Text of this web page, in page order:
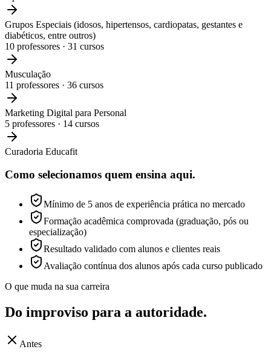
Grupos Especiais (idosos, hipertensos, cardiopatas, gestantes e
diabéticos, entre outros)
10 professores · 31 cursos
Musculação
11 professores · 36 cursos
Marketing Digital para Personal
5 professores · 14 cursos
Curadoria Educafit
Como selecionamos quem ensina aqui.
Mínimo de 5 anos de experiência prática no mercado
Formação acadêmica comprovada (graduação, pós ou
especialização)
Resultado validado com alunos e clientes reais
Avaliação contínua dos alunos após cada curso publicado
O que muda na sua carreira
Do improviso para a autoridade.
Antes